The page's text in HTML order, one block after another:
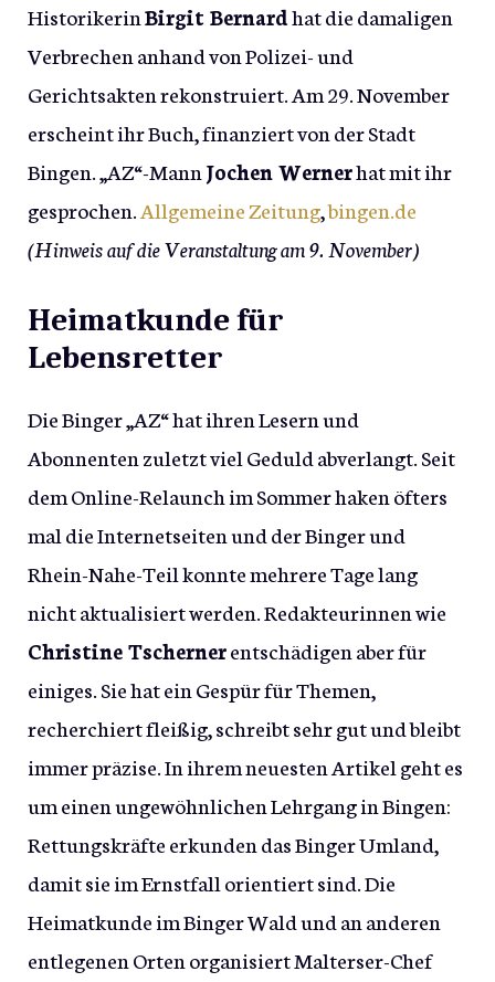
HistorikerinBirgit Bernardhat die damaligen
Verbrechen anhand von Polizei- und
Gerichtsakten rekonstruiert. Am 29. November
erscheint ihr Buch, finanziert von der Stadt
Bingen. „AZ“-Mann Jochen Wernerhat mit ihr
gesprochen.Allgemeine Zeitung,bingen.de
(Hinweis auf die Veranstaltung am 9. November)
Heimatkunde für
Lebensretter
Die Binger „AZ“ hat ihren Lesern und
Abonnenten zuletzt viel Geduld abverlangt. Seit
dem Online-Relaunch im Sommer haken öfters
mal die Internetseiten und der Binger und
Rhein-Nahe-Teil konnte mehrere Tage lang
nicht aktualisiert werden. Redakteurinnen wie
Christine Tschernerentschädigen aber für
einiges. Sie hat ein Gespür für Themen,
recherchiert fleißig, schreibt sehr gut und bleibt
immer präzise. In ihrem neuesten Artikel geht es
um einen ungewöhnlichen Lehrgang in Bingen:
Rettungskräfte erkunden das Binger Umland,
damit sie im Ernstfall orientiert sind. Die
Heimatkunde im Binger Wald und an anderen
entlegenen Orten organisiert Malterser-Chef